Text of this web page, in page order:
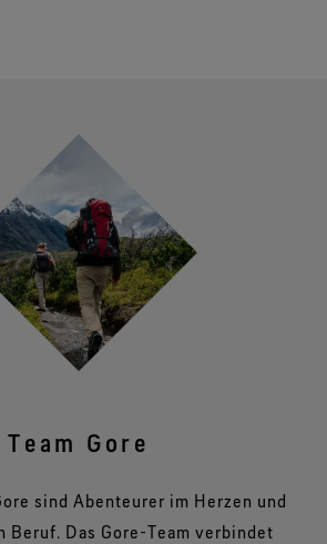
Team Gore
sind Abenteurer im Herzen und
Beruf. Das Gore-Team verbindet